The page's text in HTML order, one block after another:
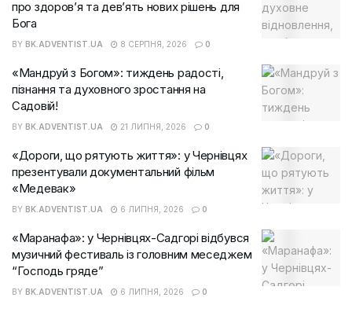
про здоров’я та дев’ять нових рішень для
Бога
BY BK.ADVENTIST.UA 8 СЕРПНЯ, 2026 0
«Мандруй з Богом»: тиждень радості,
пізнання та духовного зростання на
Садовій!
BY BK.ADVENTIST.UA 21 ЛИПНЯ, 2026 0
«Дороги, що рятують життя»: у Чернівцях
презентували документальний фільм
«Медевак»
BY BK.ADVENTIST.UA 6 ЛИПНЯ, 2026 0
«Маранафа»: у Чернівцях-Садгорі відбувся
музичний фестиваль із головним меседжем
“Господь гряде”
BY BK.ADVENTIST.UA 6 ЛИПНЯ, 2026 0